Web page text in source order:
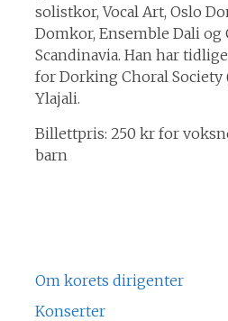
solistkor, Vocal Art, Oslo
Domkor, Ensemble Dali
Scandinavia. Han har
for Dorking Choral Society
Ylajali.
Billettpris: 250 kr for
barn
Om korets dirigenter
Konserter